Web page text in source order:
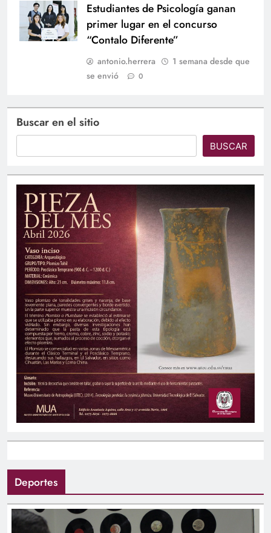
Estudiantes de Psicología ganan
primer lugar en el concurso
“Contalo Diferente”
antonio.herrera
1 semana desde que
se envió
0
Buscar en el sitio
BUSCAR
Deportes